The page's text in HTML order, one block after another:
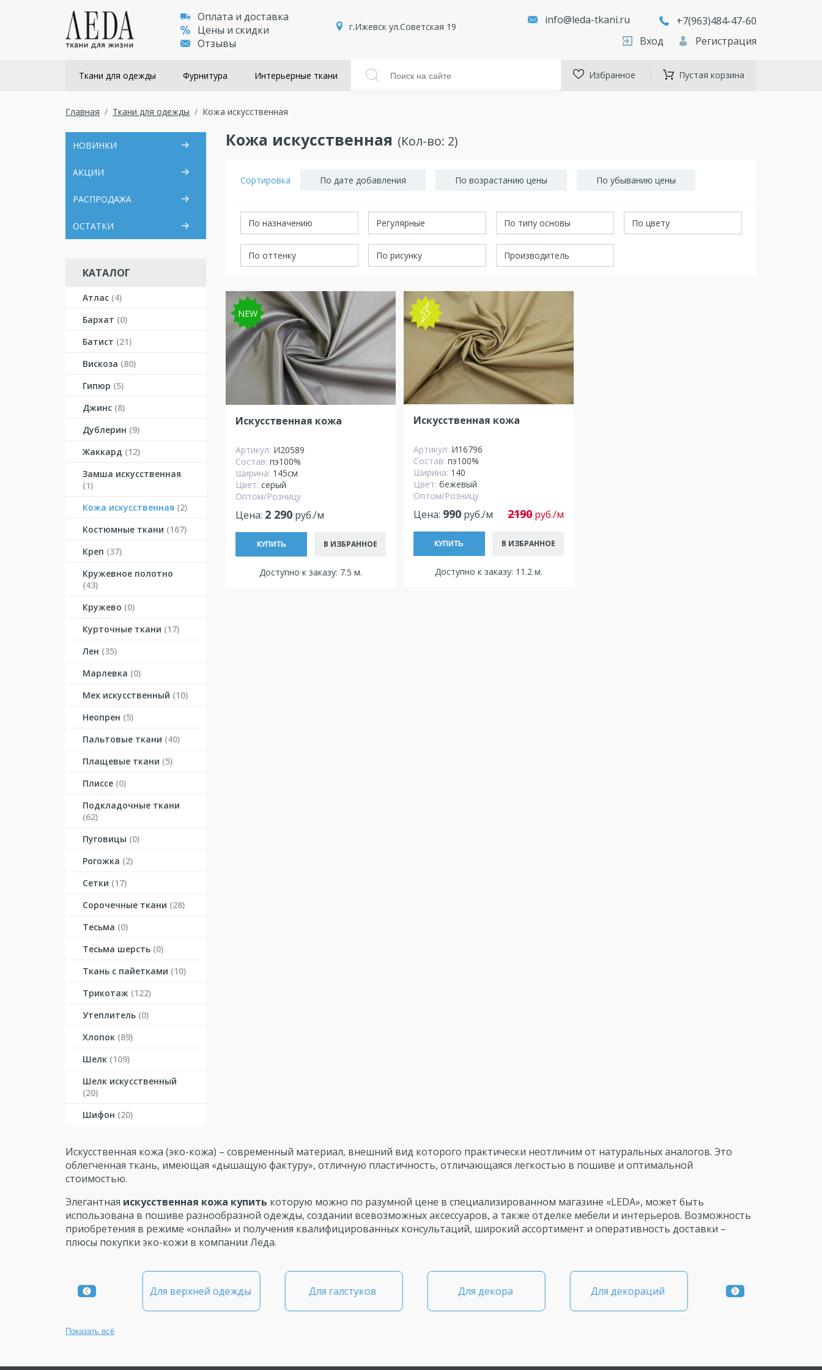
Оплата и доставка
Цены и скидки
Отзывы
г.Ижевск ул.Советская 19
info@leda-tkani.ru
+7(963)484-47-60
Вход
Регистрация
Ткани для одежды Фурнитура Интерьерные ткани Избранное Пустая корзина
Главная Ткани для одежды Кожа искусственная
НОВИНКИ
АКЦИИ
РАСПРОДАЖА
ОСТАТКИ
КАТАЛОГ
Атлас (4)
Бархат (0)
Батист (21)
Вискоза (80)
Гипюр (5)
Джинс (8)
Дублерин (9)
Жаккард (12)
Замша искусственная
(1)
Кожа искусственная (2)
Костюмные ткани (167)
Креп (37)
Кружевное полотно
(43)
Кружево (0)
Курточные ткани (17)
Лен (35)
Марлевка (0)
Мех искусственный (10)
Неопрен (5)
Пальтовые ткани (40)
Плащевые ткани (5)
Плиссе (0)
Подкладочные ткани
(62)
Пуговицы (0)
Рогожка (2)
Сетки (17)
Сорочечные ткани (28)
Тесьма (0)
Тесьма шерсть (0)
Ткань с пайетками (10)
Трикотаж (122)
Утеплитель (0)
Хлопок (89)
Шелк (109)
Шелк искусственный
(20)
Шифон (20)
Кожа искусственная (Кол-во: 2)
Сортировка По дате добавления По возрастанию цены По убыванию цены
По назначению Регулярные По типу основы По цвету
По оттенку По рисунку Производитель
NEW
Искусственная кожа
Артикул: И20589
Состав: пэ100%
Ширина: 145см
Цвет: серый
Оптом/Розницу
Цена: 2 290 руб./м
КУПИТЬ В ИЗБРАННОЕ
Доступно к заказу: 7.5 м.
Искусственная кожа
Артикул: И16796
Состав: пэ100%
Ширина: 140
Цвет: бежевый
Оптом/Розницу
Цена: 990руб./м 2190руб./м
КУПИТЬ В ИЗБРАННОЕ
Доступно к заказу: 11.2 м.
Искусственная кожа (эко-кожа) – современный материал, внешний вид которого практически неотличим от натуральных аналогов. Это
облегченная ткань, имеющая «дышащую фактуру», отличную пластичность, отличающаяся легкостью в пошиве и оптимальной
стоимостью.
Элегантная искусственная кожа купить которую можно по разумной цене в специализированном магазине «LEDA», может быть
использована в пошиве разнообразной одежды, создании всевозможных аксессуаров, а также отделке мебели и интерьеров. Возможность
приобретения в режиме «онлайн» и получения квалифицированных консультаций, широкий ассортимент и оперативность доставки –
плюсы покупки эко-кожи в компании Леда.
Для брюк Для верхней одежды Для галстуков Для декора Для декораций
Для домашнего
текстиля
Показать всё